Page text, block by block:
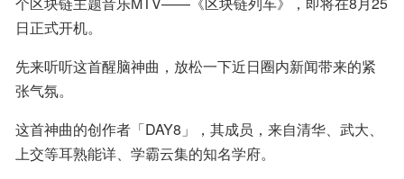
日正式开机。
先来听听这首醒脑神曲，放松一下近日圈内新闻带来的紧
张气氛。
这首神曲的创作者「DAY8」，其成员，来自清华、武大、
上交等耳熟能详、学霸云集的知名学府。